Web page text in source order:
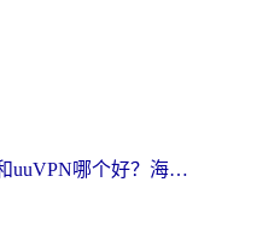
MalusVPN好用吗？和uuVPN哪个好？海外党无缝访问国内资源的真实对比与选择指南